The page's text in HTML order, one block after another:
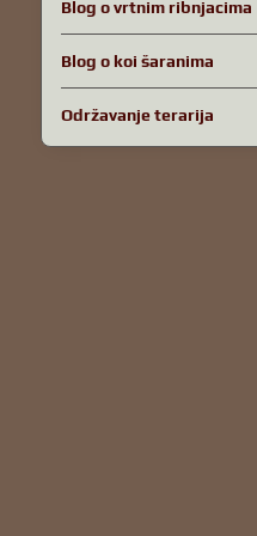
Blog o vrtnim ribnjacima
Blog o koi šaranima
Održavanje terarija